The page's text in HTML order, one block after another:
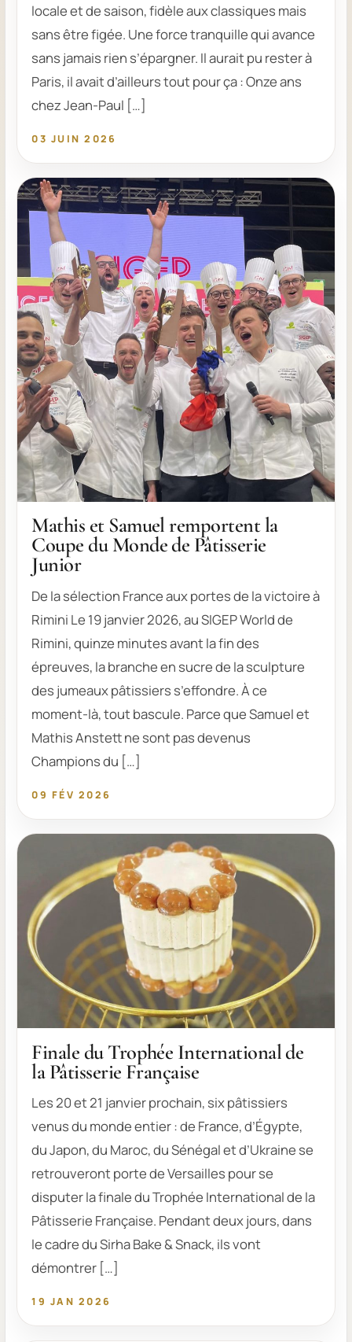
locale et de saison, fidèle aux classiques mais
sans être figée. Une force tranquille qui avance
sans jamais rien s’épargner. Il aurait pu rester à
Paris, il avait d’ailleurs tout pour ça : Onze ans
chez Jean-Paul […]
03 JUIN 2026
Mathis et Samuel remportent la
Coupe du Monde de Pâtisserie
Junior
De la sélection France aux portes de la victoire à
Rimini Le 19 janvier 2026, au SIGEP World de
Rimini, quinze minutes avant la fin des
épreuves, la branche en sucre de la sculpture
des jumeaux pâtissiers s’effondre. À ce
moment-là, tout bascule. Parce que Samuel et
Mathis Anstett ne sont pas devenus
Champions du […]
09 FÉV 2026
Finale du Trophée International de
la Pâtisserie Française
Les 20 et 21 janvier prochain, six pâtissiers
venus du monde entier : de France, d’Égypte,
du Japon, du Maroc, du Sénégal et d’Ukraine se
retrouveront porte de Versailles pour se
disputer la finale du Trophée International de la
Pâtisserie Française. Pendant deux jours, dans
le cadre du Sirha Bake & Snack, ils vont
démontrer […]
19 JAN 2026